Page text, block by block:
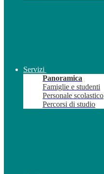
Servizi
Panoramica
Famiglie e studenti
Personale scolastico
Percorsi di studio